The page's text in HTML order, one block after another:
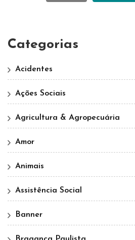
Categorias
Acidentes
Ações Sociais
Agricultura & Agropecuária
Amor
Animais
Assistência Social
Banner